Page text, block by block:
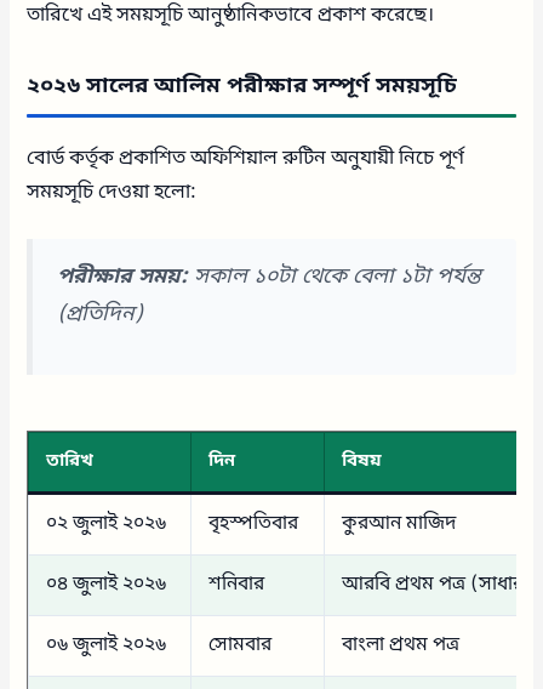
তারিখে এই সময়সূচি আনুষ্ঠানিকভাবে প্রকাশ করেছে।
২০২৬ সালের আলিম পরীক্ষার সম্পূর্ণ সময়সূচি
বোর্ড কর্তৃক প্রকাশিত অফিশিয়াল রুটিন অনুযায়ী নিচে পূর্ণ
সময়সূচি দেওয়া হলো:
পরীক্ষার সময়:সকাল ১০টা থেকে বেলা ১টা পর্যন্ত
(প্রতিদিন)
তারিখ দিন বিষয়
০২ জুলাই ২০২৬ বৃহস্পতিবার কুরআন মাজিদ
০৪ জুলাই ২০২৬ শনিবার আরবি প্রথম পত্র (সাধারণ
০৬ জুলাই ২০২৬ সোমবার বাংলা প্রথম পত্র